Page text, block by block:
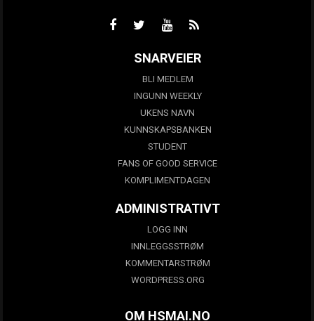
SNARVEIER
BLI MEDLEM
INGUNN WEEKLY
UKENS NAVN
KUNNSKAPSBANKEN
STUDENT
FANS OF GOOD SERVICE
KOMPLIMENTDAGEN
ADMINISTRATIVT
LOGG INN
INNLEGGSSTRØM
KOMMENTARSTRØM
WORDPRESS.ORG
OM HSMAI.NO